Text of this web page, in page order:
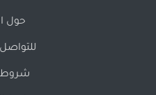
حول
شروط